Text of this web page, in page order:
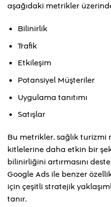
aşağıdaki metrikler
Bilinirlik
Trafik
Etkileşim
Potansiyel Müşteriler
Uygulama tanıtımı
Satışlar
Bu metrikler, sağlık turizmi
kitlelerine daha etkin bir
bilinirliğini artırmasını
Google Ads ile benzer
için çeşitli stratejik
tanır.